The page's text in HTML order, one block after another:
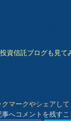
資信託ブログも見て
マークやシェアし
へコメントを残す